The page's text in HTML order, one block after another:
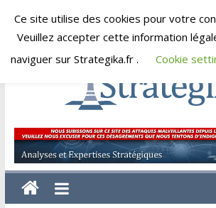
Skip
vendredi, août 7, 2026
Strategika
Expertise
et
Analyses
Ce site utilise des cookies pour votre
Veuillez accepter cette information
naviguer sur Strategika.fr .
Cookie